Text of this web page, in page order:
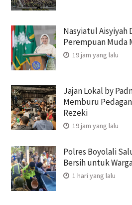
Nasyiatul Aisyiyah
Perempuan Muda
19 jam yang lalu
Jajan Lokal by
Memburu
Rezeki
19 jam yang lalu
Polres Boyolali
Bersih untuk
1 hari yang lalu